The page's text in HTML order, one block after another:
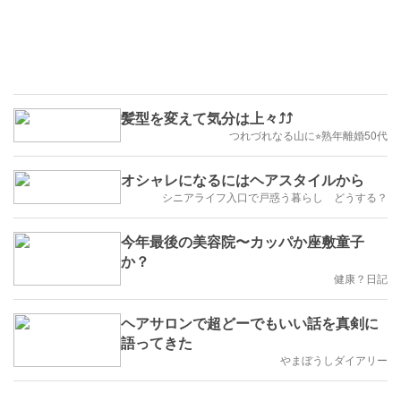
髪型を変えて気分は上々⤴︎⤴︎
つれづれなる山に⭐︎熟年離婚50代
オシャレになるにはヘアスタイルから
シニアライフ入口で戸惑う暮らし どうする？
今年最後の美容院〜カッパか座敷童子
か？
健康？日記
ヘアサロンで超どーでもいい話を真剣に
語ってきた
やまぼうしダイアリー